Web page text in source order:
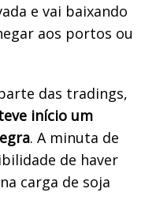
e vai baixando
aos portos ou
das tradings,
início um
. A minuta de
de haver
carga de soja